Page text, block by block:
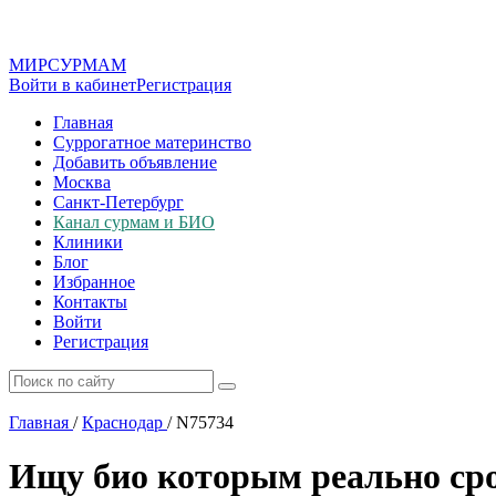
МИРСУРМАМ
Войти в кабинетРегистрация
Главная
Суррогатное материнство
Добавить объявление
Москва
Санкт-Петербург
Канал сурмам и БИО
Клиники
Блог
Избранное
Контакты
Войти
Регистрация
Главная / Краснодар /N75734
Ищу био которым реально